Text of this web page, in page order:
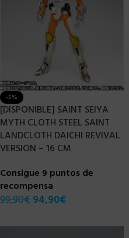
-5%
[DISPONIBLE] SAINT SEIYA
MYTH CLOTH STEEL SAINT
LANDCLOTH DAICHI REVIVAL
VERSION – 16 CM
Consigue 9 puntos de
recompensa
99,90€ 94,90€